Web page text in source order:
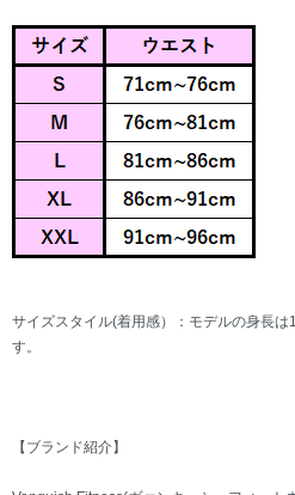
サイズスタイル(着用感）：モデルの身長
す。
【ブランド紹介】